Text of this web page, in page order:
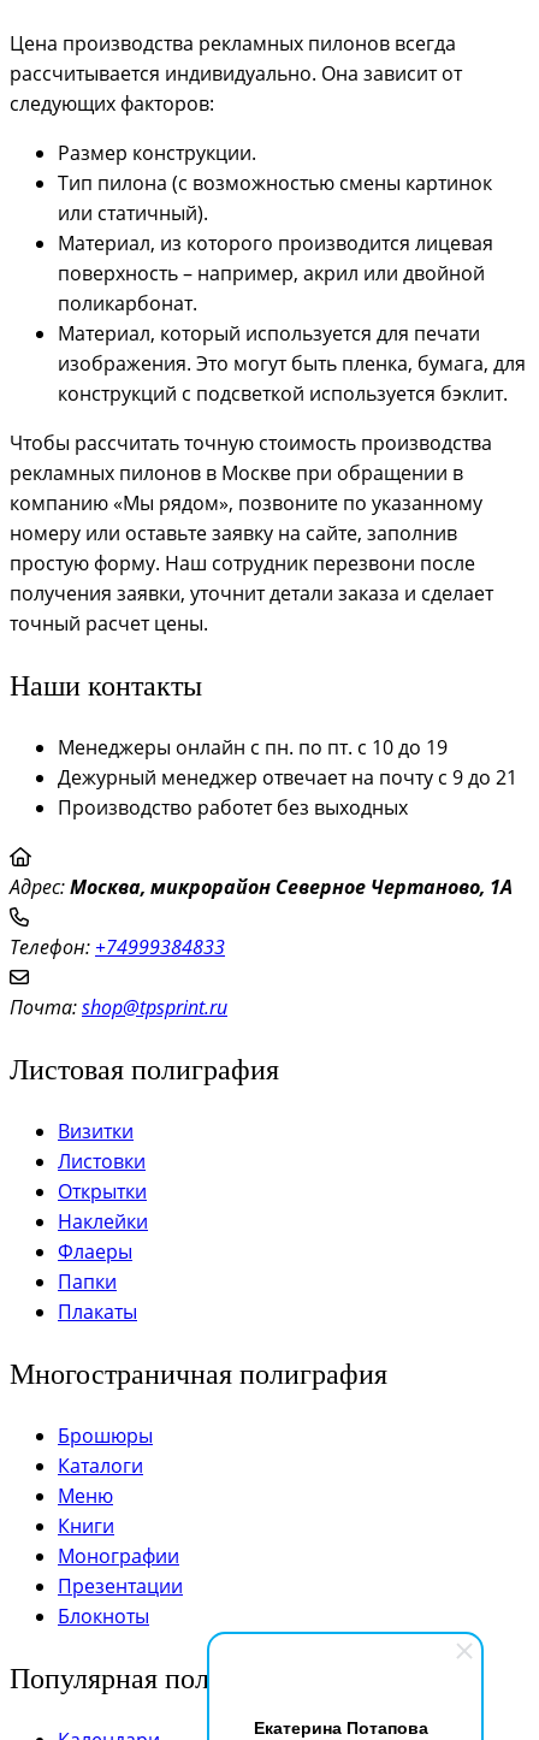
Екатерина Потапова
Цена производства рекламных пилонов всегда
рассчитывается индивидуально. Она зависит от
следующих факторов:
Размер конструкции.
Тип пилона (с возможностью смены картинок
или статичный).
Материал, из которого производится лицевая
поверхность – например, акрил или двойной
поликарбонат.
Материал, который используется для печати
изображения. Это могут быть пленка, бумага, для
конструкций с подсветкой используется бэклит.
Чтобы рассчитать точную стоимость производства
рекламных пилонов в Москве при обращении в
компанию «Мы рядом», позвоните по указанному
номеру или оставьте заявку на сайте, заполнив
простую форму. Наш сотрудник перезвони после
получения заявки, уточнит детали заказа и сделает
точный расчет цены.
Наши контакты
Менеджеры онлайн с пн. по пт. с 10 до 19
Дежурный менеджер отвечает на почту с 9 до 21
Производство работет без выходных
Адрес:Москва, микрорайон Северное Чертаново, 1А
Телефон: +74999384833
Почта:shop@tpsprint.ru
Листовая полиграфия
Визитки
Листовки
Открытки
Наклейки
Флаеры
Папки
Плакаты
Многостраничная полиграфия
Брошюры
Каталоги
Меню
Книги
Монографии
Презентации
Блокноты
Популярная полиграфия